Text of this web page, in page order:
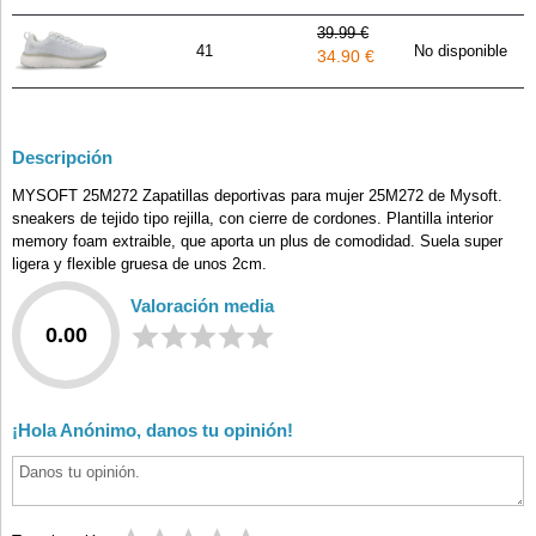
41
39.99 €
34.90 € No disponible
Descripción
MYSOFT 25M272 Zapatillas deportivas para mujer 25M272 de Mysoft.
sneakers de tejido tipo rejilla, con cierre de cordones. Plantilla interior
memory foam extraible, que aporta un plus de comodidad. Suela super
ligera y flexible gruesa de unos 2cm.
0.00
Valoración media
¡Hola Anónimo, danos tu opinión!